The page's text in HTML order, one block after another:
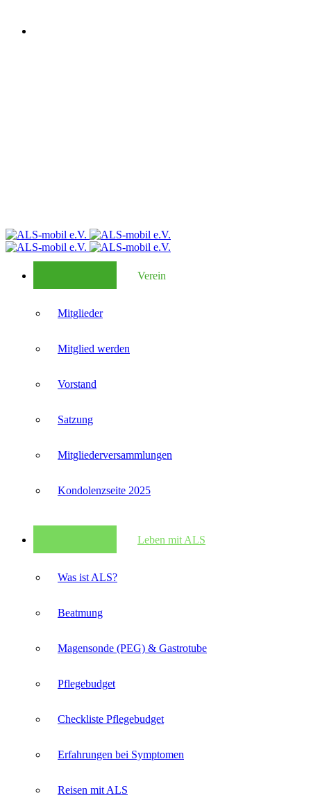
Verein
Mitglieder
Mitglied werden
Vorstand
Satzung
Mitglieder­versammlungen
Kondolenzseite 2025
Leben mit ALS
Was ist ALS?
Beatmung
Magensonde (PEG) & Gastrotube
Pflegebudget
Checkliste Pflegebudget
Erfahrungen bei Symptomen
Reisen mit ALS